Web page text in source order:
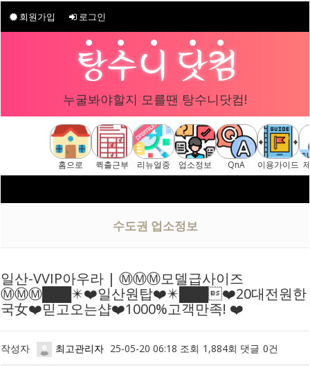
회원가입 로그인
누굴봐야할지 모를땐 탕수니닷컴!
홈으로 퀵출근부 리뉴얼중 업소정보 QnA 이용가이드
수도권 업소정보
일산-VVIP아우라 | Ⓜ️Ⓜ️Ⓜ️모델급사이즈
Ⓜ️Ⓜ️Ⓜ️███✴️❤️일산원탑❤️✴️███❤️20대전원한
국女❤️믿고오는샵❤️1000%고객만족! ❤️
작성자 최고관리자 25-05-20 06:18 조회 1,884회 댓글 0건